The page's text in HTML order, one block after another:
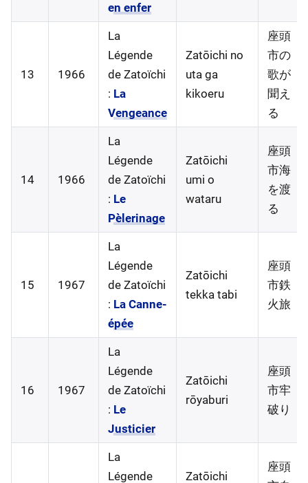
en enfer
13 1966
La
Légende
de Zatoïchi
: La
Vengeance
Zatōichi no
uta ga
kikoeru
座頭
市の
歌が
聞え
る
14 1966
La
Légende
de Zatoïchi
: Le
Pèlerinage
Zatōichi
umi o
wataru
座頭
市海
を渡
る
15 1967
La
Légende
de Zatoïchi
: La Canne-
épée
Zatōichi
tekka tabi
座頭
市鉄
火旅
16 1967
La
Légende
de Zatoïchi
: Le
Justicier
Zatōichi
rōyaburi
座頭
市牢
破り
La
Légende
Zatōichi
座頭